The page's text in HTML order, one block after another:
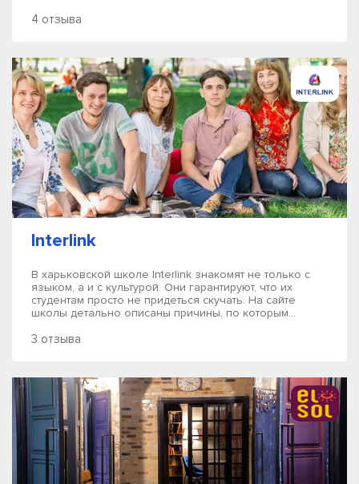
4 отзыва
Interlink
В харьковской школе Interlink знакомят не только с
языком, а и с культурой. Они гарантируют, что их
студентам просто не придеться скучать. На сайте
школы детально описаны причины, по которым...
3 отзыва